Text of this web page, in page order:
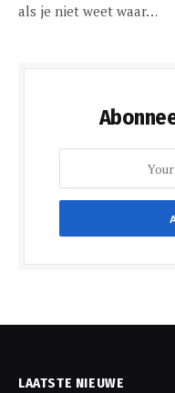
als je niet weet waar…
LAATSTE NIEUWE